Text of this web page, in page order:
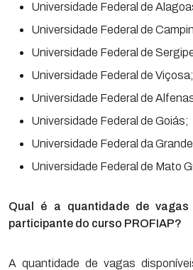
Universidade Federal de
Universidade Federal de
Universidade Federal de
Universidade Federal de Viçosa;
Universidade Federal de
Universidade Federal de Goiás;
Universidade Federal da
Universidade Federal de Mato
Qual é a quantidade de
participante do curso PROFIAP?
A quantidade de vagas